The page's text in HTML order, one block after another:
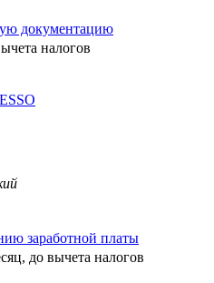
документацию
налогов
заработной платы
до вычета налогов